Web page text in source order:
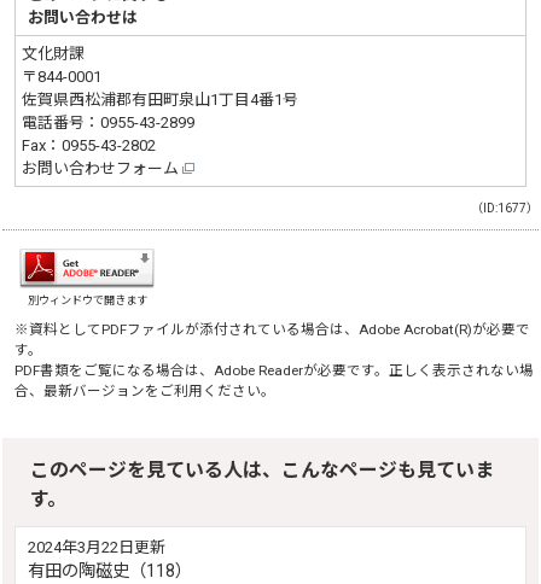
お問い合わせは
文化財課
〒844-0001
佐賀県西松浦郡有田町泉山1丁目4番1号
電話番号：0955-43-2899
Fax：0955-43-2802
お問い合わせフォーム
（ID:1677）
別ウィンドウで開きます
※資料としてPDFファイルが添付されている場合は、Adobe Acrobat(R)が必要で
す。
PDF書類をご覧になる場合は、Adobe Readerが必要です。正しく表示されない場
合、最新バージョンをご利用ください。
このページを見ている人は、こんなページも見ていま
す。
2024年3月22日更新
有田の陶磁史（118）